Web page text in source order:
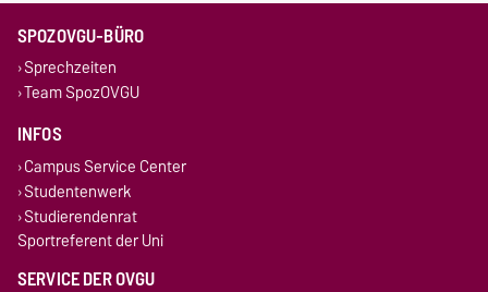
SPOZOVGU-BÜRO
Sprechzeiten
Team SpozOVGU
INFOS
Campus Service Center
Studentenwerk
Studierendenrat
Sportreferent der Uni
SERVICE DER OVGU